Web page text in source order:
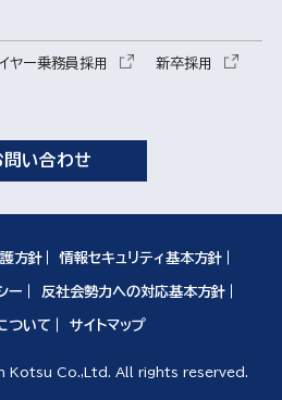
ヤー乗務員採用 新卒採用
問い合わせ
方針 情報セキュリティ基本方針
ー 反社会勢力への対応基本方針
ついて サイトマップ
Co.,Ltd. All rights reserved.